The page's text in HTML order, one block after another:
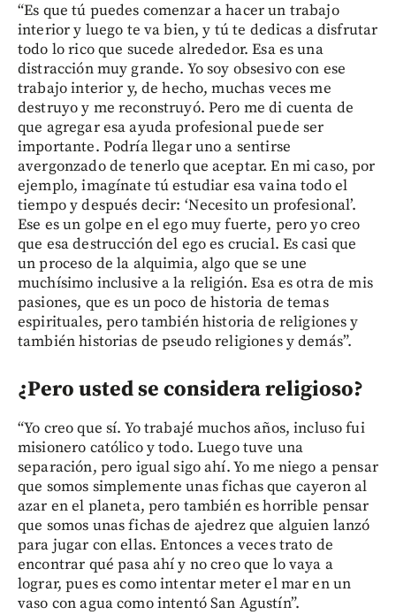
“Es que tú puedes comenzar a hacer un trabajo
interior y luego te va bien, y tú te dedicas a disfrutar
todo lo rico que sucede alrededor. Esa es una
distracción muy grande. Yo soy obsesivo con ese
trabajo interior y, de hecho, muchas veces me
destruyo y me reconstruyó. Pero me di cuenta de
que agregar esa ayuda profesional puede ser
importante. Podría llegar uno a sentirse
avergonzado de tenerlo que aceptar. En mi caso, por
ejemplo, imagínate tú estudiar esa vaina todo el
tiempo y después decir: ‘Necesito un profesional’.
Ese es un golpe en el ego muy fuerte, pero yo creo
que esa destrucción del ego es crucial. Es casi que
un proceso de la alquimia, algo que se une
muchísimo inclusive a la religión. Esa es otra de mis
pasiones, que es un poco de historia de temas
espirituales, pero también historia de religiones y
también historias de pseudo religiones y demás”.
¿Pero usted se considera religioso?
“Yo creo que sí. Yo trabajé muchos años, incluso fui
misionero católico y todo. Luego tuve una
separación, pero igual sigo ahí. Yo me niego a pensar
que somos simplemente unas fichas que cayeron al
azar en el planeta, pero también es horrible pensar
que somos unas fichas de ajedrez que alguien lanzó
para jugar con ellas. Entonces a veces trato de
encontrar qué pasa ahí y no creo que lo vaya a
lograr, pues es como intentar meter el mar en un
vaso con agua como intentó San Agustín”.